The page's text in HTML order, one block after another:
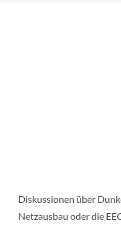
Diskussionen über
Netzausbau oder die